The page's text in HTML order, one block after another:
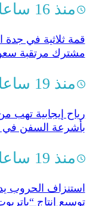
منذ 16 ساعات
قمة ثلاثية في جدة
مشترك مرتقبة
منذ 19 ساعات
رياح إيجابية
بأشرعة السفن في
منذ 19 ساعات
استنزاف الحروب
توسيع إنتاج